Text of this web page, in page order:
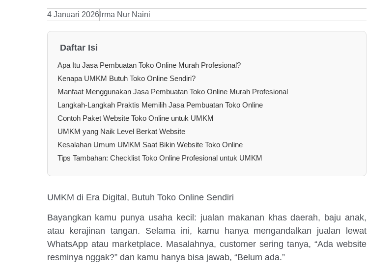
4 Januari 2026 Irma Nur Naini
Daftar Isi
Apa Itu Jasa Pembuatan Toko Online Murah Profesional?
Kenapa UMKM Butuh Toko Online Sendiri?
Manfaat Menggunakan Jasa Pembuatan Toko Online Murah Profesional
Langkah-Langkah Praktis Memilih Jasa Pembuatan Toko Online
Contoh Paket Website Toko Online untuk UMKM
UMKM yang Naik Level Berkat Website
Kesalahan Umum UMKM Saat Bikin Website Toko Online
Tips Tambahan: Checklist Toko Online Profesional untuk UMKM
UMKM di Era Digital, Butuh Toko Online Sendiri
Bayangkan kamu punya usaha kecil: jualan makanan khas daerah, baju anak,
atau kerajinan tangan. Selama ini, kamu hanya mengandalkan jualan lewat
WhatsApp atau marketplace. Masalahnya, customer sering tanya, “Ada website
resminya nggak?” dan kamu hanya bisa jawab, “Belum ada.”